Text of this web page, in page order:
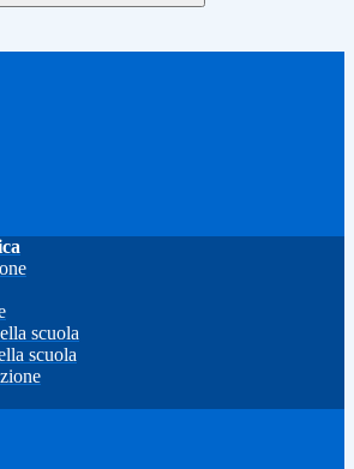
scuola
scuola